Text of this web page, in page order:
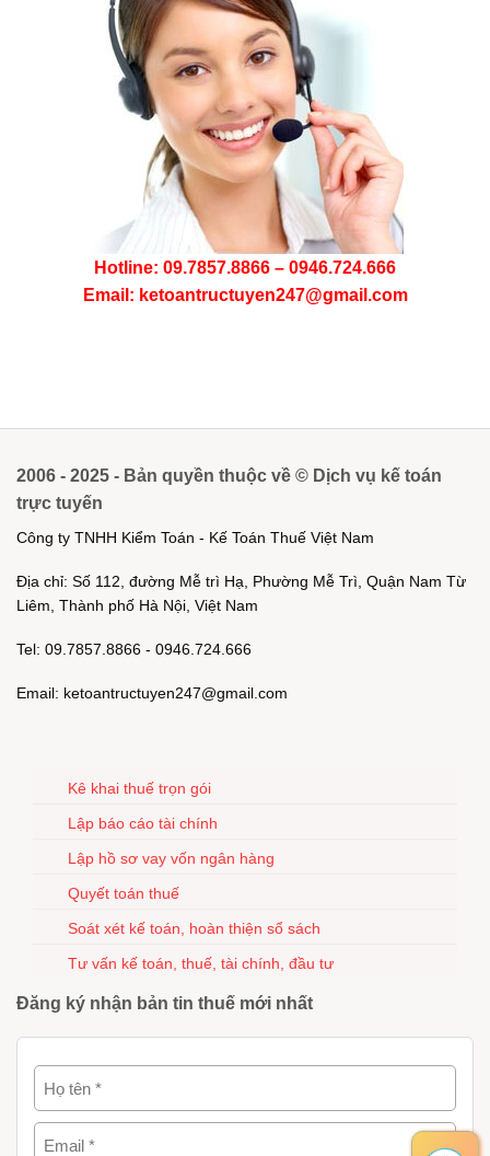
Hotline: 09.7857.8866 – 0946.724.666
Email: ketoantructuyen247@gmail.com
2006 - 2025 - Bản quyền thuộc về © Dịch vụ kế toán
trực tuyến
Công ty TNHH Kiểm Toán - Kế Toán Thuế Việt Nam
Địa chỉ: Số 112, đường Mễ trì Hạ, Phường Mễ Trì, Quận Nam Từ
Liêm, Thành phố Hà Nội, Việt Nam
Tel: 09.7857.8866 - 0946.724.666
Email: ketoantructuyen247@gmail.com
Kê khai thuế trọn gói
Lập báo cáo tài chính
Lập hồ sơ vay vốn ngân hàng
Quyết toán thuế
Soát xét kế toán, hoàn thiện sổ sách
Tư vấn kế toán, thuế, tài chính, đầu tư
Đăng ký nhận bản tin thuế mới nhất